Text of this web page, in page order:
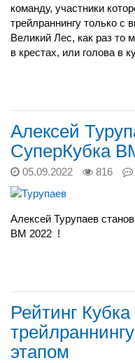
команду, участники
трейлраннингу только с
Великий Лес, как раз то
в крестах, или голова в
Алексей
СуперКубка
05.09.2022 816
Алексей Турупаев
ВМ 2022 !
Рейтинг
этапом